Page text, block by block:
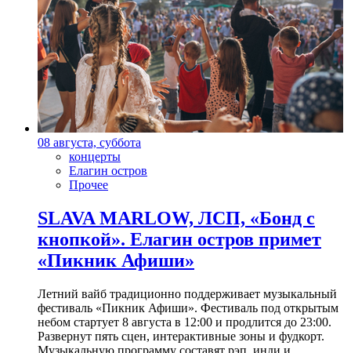
08 августа, суббота
концерты
Елагин остров
Прочее
SLAVA MARLOW, ЛСП, «Бонд с
кнопкой». Елагин остров примет
«Пикник Афиши»
Летний вайб традиционно поддерживает музыкальный
фестиваль «Пикник Афиши». Фестиваль под открытым
небом стартует 8 августа в 12:00 и продлится до 23:00.
Развернут пять сцен, интерактивные зоны и фудкорт.
Музыкальную программу составят рэп, инди и